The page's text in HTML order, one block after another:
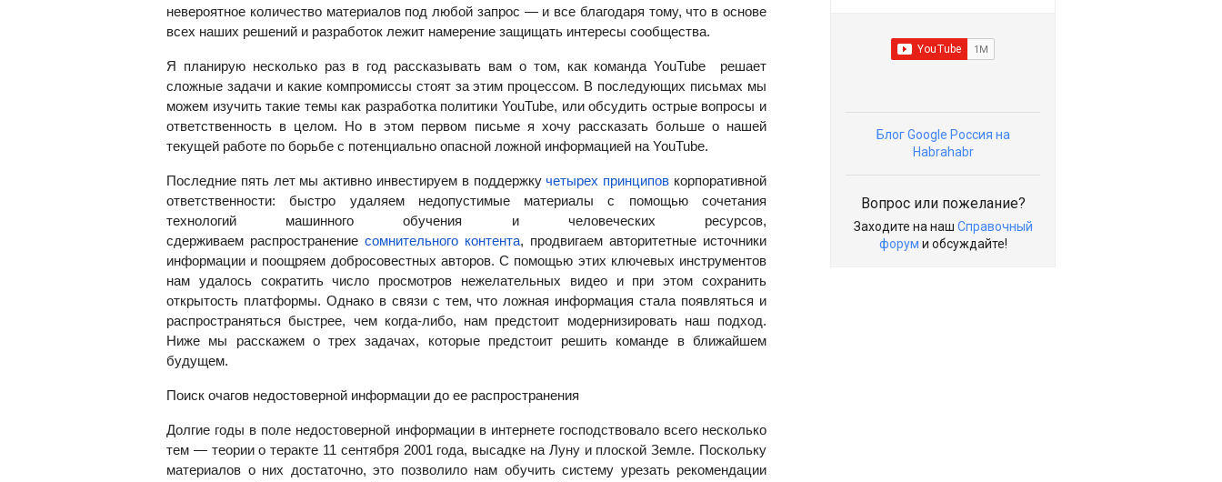
невероятное количество материалов под любой запрос —и все благодаря тому, что в основе
всех наших решений и разработок лежит намерение защищать интересы сообщества.
Я планирую несколько раз в год рассказывать вам о том, как команда YouTube решает
сложные задачи и какие компромиссы стоят за этим процессом. В последующих письмах мы
можем изучить такие темы как разработка политики YouTube, или обсудить острые вопросы и
ответственность в целом. Но в этом первом письме я хочу рассказать больше о нашей
текущей работе по борьбе с потенциально опасной ложной информацией на YouTube.
Последние пять лет мы активно инвестируем в поддержкучетырех принципов корпоративной
ответственности: быстро удаляем недопустимые материалы с помощью сочетания
технологий машинного обучения и человеческих ресурсов,
сдерживаем распространение сомнительного контента, продвигаем авторитетные источники
информации и поощряем добросовестных авторов. С помощью этих ключевых инструментов
нам удалось сократить число просмотров нежелательных видео и при этом сохранить
открытость платформы. Однако в связи с тем, что ложная информация стала появляться и
распространяться быстрее, чем когда-либо, нам предстоит модернизировать наш подход.
Ниже мы расскажем о трех задачах, которые предстоит решить команде в ближайшем
будущем.
Поиск очагов недостоверной информации до ее распространения
Долгие годы в поле недостоверной информации в интернете господствовало всего несколько
тем — теории о теракте 11 сентября 2001 года, высадке на Луну и плоской Земле. Поскольку
материалов о них достаточно, это позволило нам обучить систему урезать рекомендации
Блог Google Россия на
Habrahabr
Вопрос или пожелание?
Заходите на наш Справочный
форум и обсуждайте!